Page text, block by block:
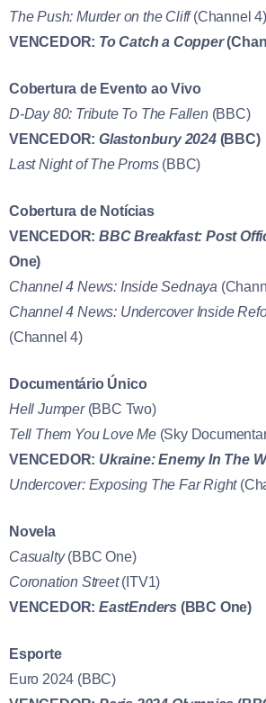
The Push: Murder on the Cliff(Channel 4)
VENCEDOR: To Catch a Copper
Cobertura de Evento ao Vivo
D-Day 80: Tribute To The Fallen(BBC)
VENCEDOR: Glastonbury 2024(BBC)
Last Night of The Proms(BBC)
Cobertura de Notícias
VENCEDOR: BBC Breakfast: Post
One)
Channel 4 News: Inside Sednaya
Channel 4 News: Undercover Inside
(Channel 4)
Documentário Único
Hell Jumper(BBC Two)
Tell Them You Love Me(Sky
VENCEDOR: Ukraine: Enemy In The
Undercover: Exposing The Far Right
Novela
Casualty(BBC One)
Coronation Street(ITV1)
VENCEDOR: EastEnders (BBC One)
Esporte
Euro 2024 (BBC)